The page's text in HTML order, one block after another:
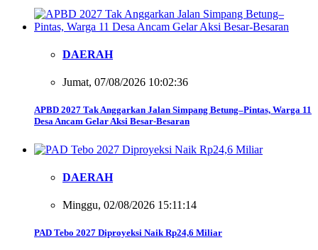
DAERAH
Jumat, 07/08/2026 10:02:36
APBD 2027 Tak Anggarkan Jalan Simpang Betung–Pintas, Warga 11
Desa Ancam Gelar Aksi Besar-Besaran
DAERAH
Minggu, 02/08/2026 15:11:14
PAD Tebo 2027 Diproyeksi Naik Rp24,6 Miliar